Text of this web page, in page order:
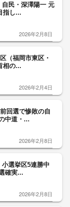
民・深澤陽一 元
指し...
2026年2月8日
（福岡市東区・
相の...
2026年2月4日
回選で惨敗の自
中道・...
2026年2月8日
選挙区5連勝中
確実...
2026年2月8日